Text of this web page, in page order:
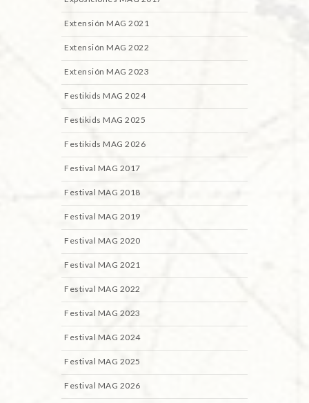
Extensión MAG 2021
Extensión MAG 2022
Extensión MAG 2023
Festikids MAG 2024
Festikids MAG 2025
Festikids MAG 2026
Festival MAG 2017
Festival MAG 2018
Festival MAG 2019
Festival MAG 2020
Festival MAG 2021
Festival MAG 2022
Festival MAG 2023
Festival MAG 2024
Festival MAG 2025
Festival MAG 2026